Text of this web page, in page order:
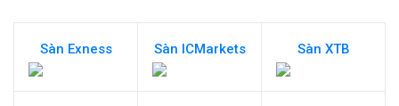
Sàn Exness Sàn ICMarkets Sàn XTB